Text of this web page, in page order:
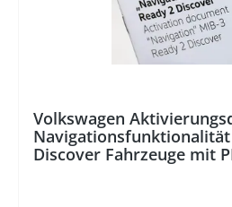
Volkswagen
Navigationsfunktionalität
Discover Fahrzeuge mit